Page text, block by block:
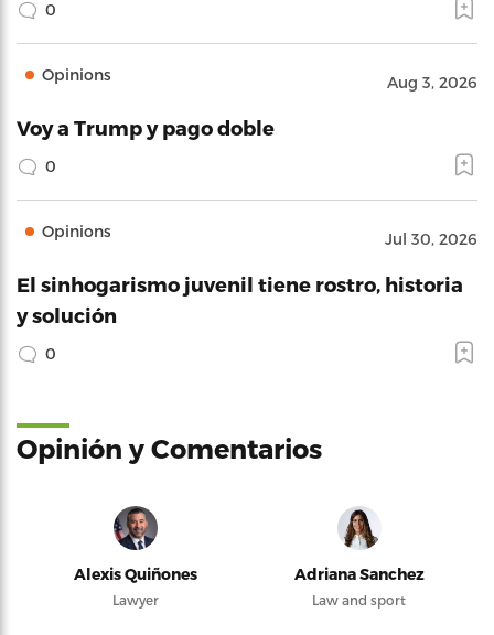
0
Opinions Aug 3, 2026
Voy a Trump y pago doble
0
Opinions Jul 30, 2026
El sinhogarismo juvenil tiene rostro, historia
y solución
0
Opinión y Comentarios
Alexis Quiñones
Lawyer
Adriana Sanchez
Law and sport